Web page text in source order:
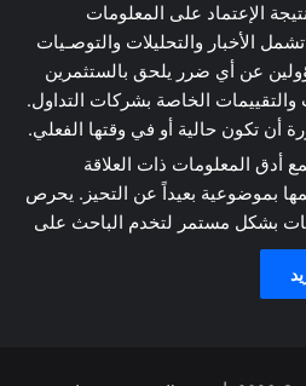
الإعتماد على المعلومات
الأخبار والتحليلات والتوصـيات
عن أي ضرر يلحق بالستثمرين
والتقييمات الخاصة بشركات التداول.
أن تكون حالية أو في وقتها الفعلي.
أدق المعلومات ذات العلاقة
بموضوعية بعيداً عن التحيز. يحرص
بشكل مستمر لتخدم الباحث على